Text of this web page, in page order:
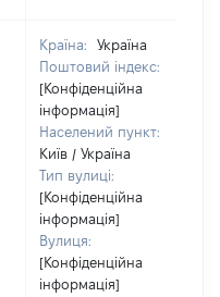
Країна:
Україна
Поштовий індекс:
[Конфіденційна
інформація]
Населений пункт:
Київ / Україна
Тип вулиці:
[Конфіденційна
інформація]
Вулиця:
[Конфіденційна
інформація]